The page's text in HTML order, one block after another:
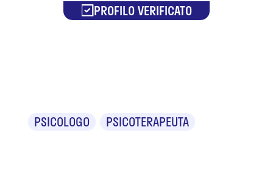
PROFILO VERIFICATO
PSICOLOGO PSICOTERAPEUTA